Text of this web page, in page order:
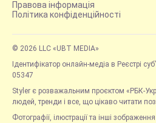
Правова інформація
Політика конфіденційності
© 2026 LLC «UBT MEDIA»
Ідентифікатор онлайн-медіа в Реєстрі
05347
Styler є розважальним проєктом «РБК-
людей, тренди і все, що цікаво читати
Фотографії, ілюстрації та інші